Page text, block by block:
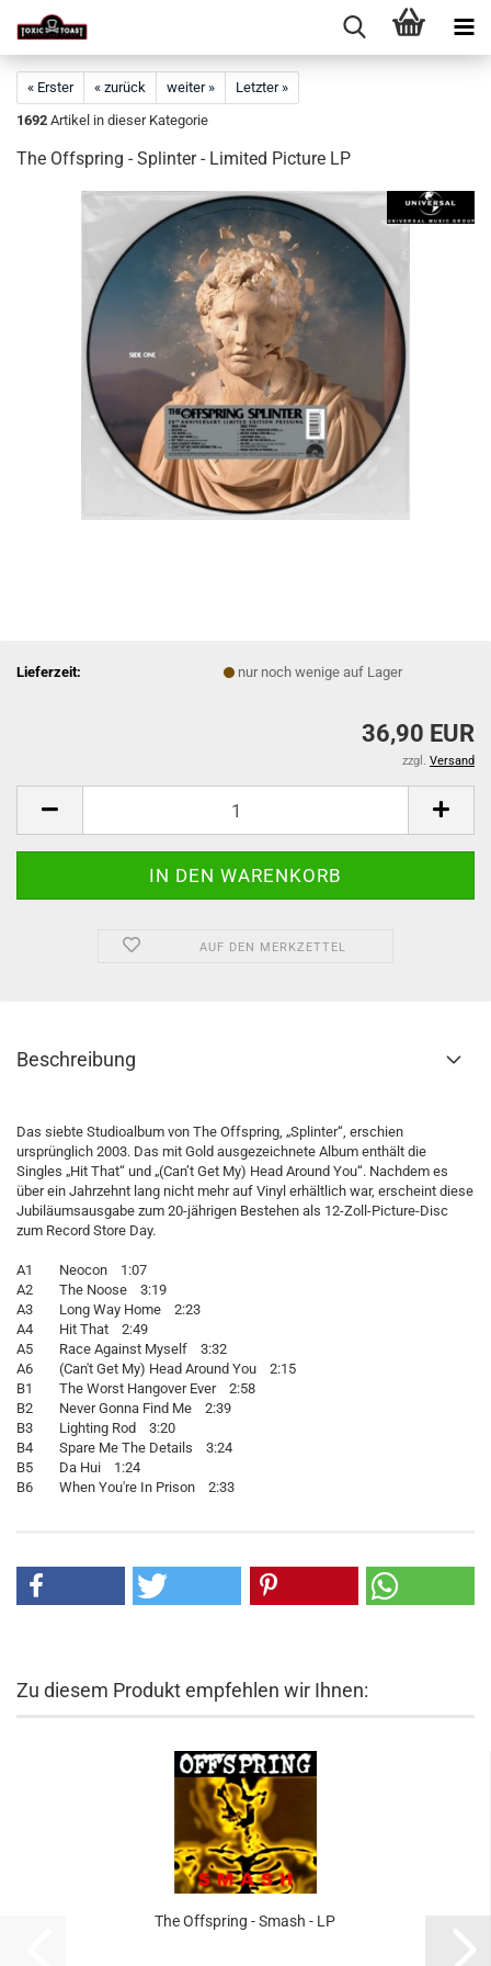
« Erster « zurück weiter »
Letzter »
1692 Artikel in dieser Kategorie
The Offspring - Splinter - Limited Picture LP
Lieferzeit: nur noch wenige auf Lager
36,90 EUR
zzgl. Versand
AUF DEN MERKZETTEL
Beschreibung
Das siebte Studioalbum von The Offspring, „Splinter“, erschien
ursprünglich 2003. Das mit Gold ausgezeichnete Album enthält die
Singles „Hit That“ und „(Can’t Get My) Head Around You“. Nachdem es
über ein Jahrzehnt lang nicht mehr auf Vinyl erhältlich war, erscheint diese
Jubiläumsausgabe zum 20-jährigen Bestehen als 12-Zoll-Picture-Disc
zum Record Store Day.
A1 Neocon 1:07
A2 The Noose 3:19
A3 Long Way Home 2:23
A4 Hit That 2:49
A5 Race Against Myself 3:32
A6 (Can't Get My) Head Around You 2:15
B1 The Worst Hangover Ever 2:58
B2 Never Gonna Find Me 2:39
B3 Lighting Rod 3:20
B4 Spare Me The Details 3:24
B5 Da Hui 1:24
B6 When You're In Prison 2:33
Zu diesem Produkt empfehlen wir Ihnen:
The Offspring - Smash - LP